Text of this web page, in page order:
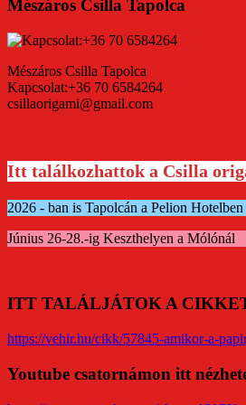
Mészáros Csilla Tapolca
Mészáros Csilla Tapolca
Kapcsolat:+36 70 6584264
csillaorigami@gmail.com
Itt találkozhattok a Csilla
2026 - ban is Tapolcán a Pelion
Június 26-28.-ig Keszthelyen a Mólónál
ITT TALÁLJÁTOK A
https://vehir.hu/cikk/57845-amikor-a-
Youtube csatornámon itt